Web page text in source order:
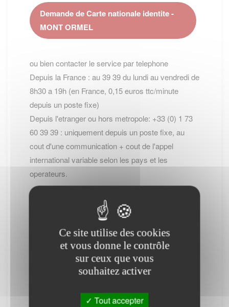
Demande de Carte nationale identite -
MONT ORMEL
ou bien contacter le service par telephone
Depuis la France : au 39 39 du lundi au vendredi de
8h30 a 19h (en France, 0,15 euros ttc/minute
depuis un poste fixe)
Depuis l'etranger ou hors metropole: +33 (0) 1 73
60 39 39 : uniquement depuis un poste fixe, au
cout d'une communication + cout de l'appel
international variable selon les pays et les
operateurs.
-- Cliquez ici pour revenir sur la page de
MONT ORMEL --
(*) : Attention des frais téléphoniques peuvent
PS : Le site www.lescommunes.com n'a aucun
Ce site utilise des cookies
et vous donne le contrôle
sur ceux que vous
souhaitez activer
Tout accepter